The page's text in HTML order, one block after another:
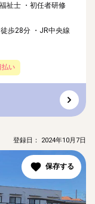
祉士 ・初任者研修
歩28分 ・JR中央線
払い
登録日： 2024年10月7日